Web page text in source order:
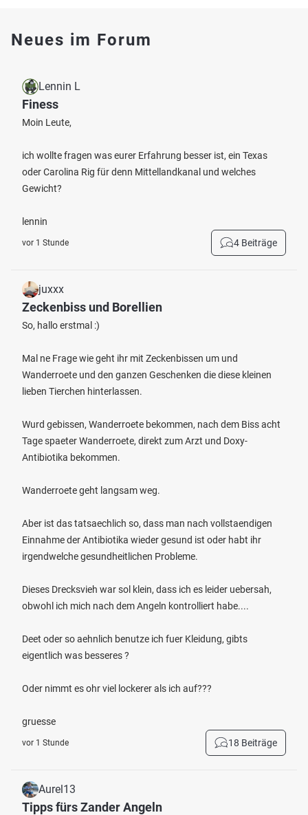
Neues im Forum
Lennin L
Finess
Moin Leute,
ich wollte fragen was eurer Erfahrung besser ist, ein Texas
oder Carolina Rig für denn Mittellandkanal und welches
Gewicht?
lennin
vor 1 Stunde 4 Beiträge
juxxx
Zeckenbiss und Borellien
So, hallo erstmal :)
Mal ne Frage wie geht ihr mit Zeckenbissen um und
Wanderroete und den ganzen Geschenken die diese kleinen
lieben Tierchen hinterlassen.
Wurd gebissen, Wanderroete bekommen, nach dem Biss acht
Tage spaeter Wanderroete, direkt zum Arzt und Doxy-
Antibiotika bekommen.
Wanderroete geht langsam weg.
Aber ist das tatsaechlich so, dass man nach vollstaendigen
Einnahme der Antibiotika wieder gesund ist oder habt ihr
irgendwelche gesundheitlichen Probleme.
Dieses Drecksvieh war sol klein, dass ich es leider uebersah,
obwohl ich mich nach dem Angeln kontrolliert habe....
Deet oder so aehnlich benutze ich fuer Kleidung, gibts
eigentlich was besseres ?
Oder nimmt es ohr viel lockerer als ich auf???
gruesse
vor 1 Stunde 18 Beiträge
Aurel13
Tipps fürs Zander Angeln